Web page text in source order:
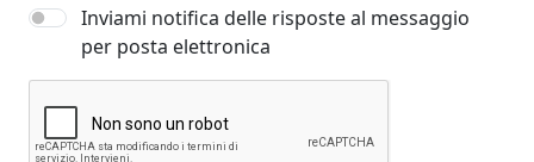
Inviami notifica delle risposte al messaggio
per posta elettronica